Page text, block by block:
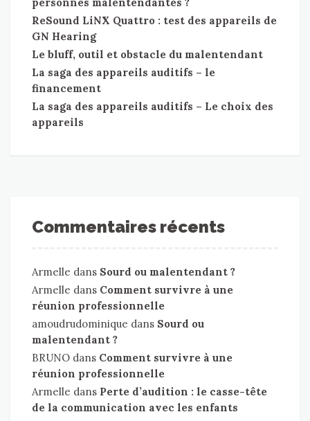
ReSound LiNX Quattro : test des appareils de
GN Hearing
Le bluff, outil et obstacle du malentendant
La saga des appareils auditifs – le
financement
La saga des appareils auditifs – Le choix des
appareils
Commentaires récents
Armelle dans Sourd ou malentendant ?
Armelle dans Comment survivre à une
réunion professionnelle
amoudrudominique dans Sourd ou
malentendant ?
BRUNO dans Comment survivre à une
réunion professionnelle
Armelle dans Perte d’audition : le casse-tête
de la communication avec les enfants